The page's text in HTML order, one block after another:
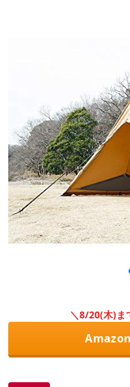
＼8/20(木)ま